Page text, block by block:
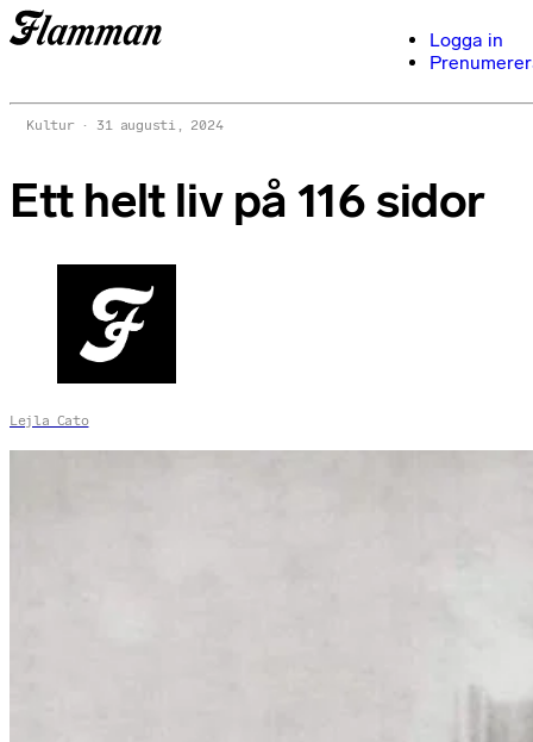
Logga in
Kultur 31 augusti, 2024
Ett helt liv på 116 sidor
Lejla Cato